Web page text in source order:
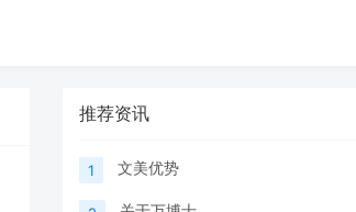
推荐资讯
1 文美优势